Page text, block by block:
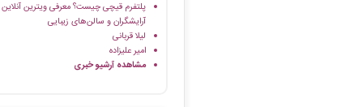
پلتفرم قیچی چیست؟ معرفی ویترین آنلاین
آرایشگران و سالن‌های زیبایی
لیلا قربانی
امیر علیزاده
مشاهده آرشیو خبری